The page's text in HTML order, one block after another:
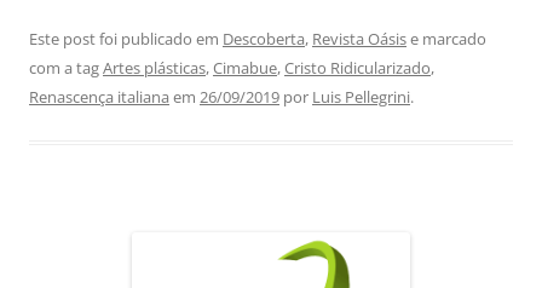
c
e
at
s
k
e
e
gr
ai
l
ar
e
Este post foi publicado em Descoberta, Revista Oásise marcado
com a tagArtes plásticas,Cimabue,Cristo Ridicularizado,
Renascença italiana em 26/09/2019 por Luis Pellegrini.